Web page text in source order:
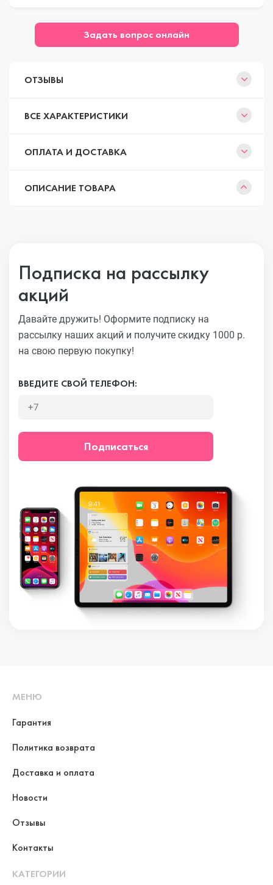
Задать вопрос онлайн
ОТЗЫВЫ
ВСЕ ХАРАКТЕРИСТИКИ
ОПЛАТА И ДОСТАВКА
ОПИСАНИЕ ТОВАРА
Подписка на рассылку
акций
Давайте дружить! Оформите подписку на
рассылку наших акций и получите скидку 1000 р.
на свою первую покупку!
ВВЕДИТЕ СВОЙ ТЕЛЕФОН:
Подписаться
МЕНЮ
Гарантия
Политика возврата
Доставка и оплата
Новости
Отзывы
Контакты
КАТЕГОРИИ